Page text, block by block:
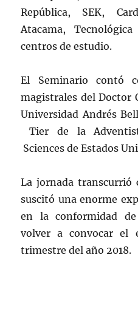
República, SEK,
Atacama,
centros de estudio.
El Seminario contó
magistrales del Doctor
Universidad Andrés
Tier de la
Sciences de Estados
La jornada transcurrió
suscitó una enorme
en la conformidad
volver a convocar el
trimestre del año 2018.